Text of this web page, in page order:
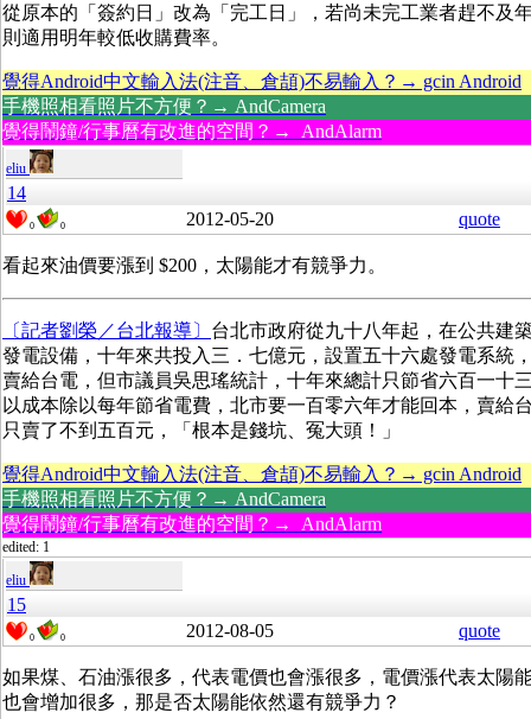
從原本的「簽約日」改為「完工日」，若尚未完工業者趕不及
則適用明年較低收購費率。
覺得Android中文輸入法(注音、倉頡)不易輸入？→ gcin Android
手機照相看照片不方便？→ AndCamera
覺得鬧鐘/行事曆有改進的空間？→ AndAlarm
eliu
14
0 0 2012-05-20 quote
看起來油價要漲到 $200，太陽能才有競爭力。
〔記者劉榮／台北報導〕 台北市政府從九十八年起，在公共建
發電設備，十年來共投入三．七億元，設置五十六處發電系統
賣給台電，但市議員吳思瑤統計，十年來總計只節省六百一十
以成本除以每年節省電費，北市要一百零六年才能回本，賣給
只賣了不到五百元，「根本是錢坑、冤大頭！」
覺得Android中文輸入法(注音、倉頡)不易輸入？→ gcin Android
手機照相看照片不方便？→ AndCamera
覺得鬧鐘/行事曆有改進的空間？→ AndAlarm
edited: 1
eliu
15
0 0 2012-08-05 quote
如果煤、石油漲很多，代表電價也會漲很多，電價漲代表太陽
也會增加很多，那是否太陽能依然還有競爭力？